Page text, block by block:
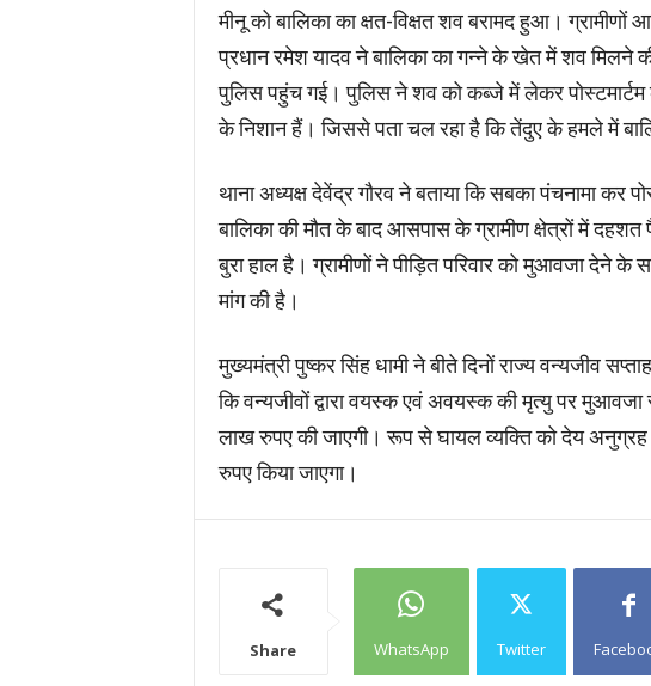
मीनू को बालिका का क्षत-विक्षत शव बरामद हुआ।
प्रधान रमेश यादव ने बालिका का गन्ने के खेत में शव मिलने
पुलिस पहुंच गई। पुलिस ने शव को कब्जे में लेकर पोस्टमार्टम
के निशान हैं। जिससे पता चल रहा है कि तेंदुए के हमले में
थाना अध्यक्ष देवेंद्र गौरव ने बताया कि सबका पंचनामा कर
बालिका की मौत के बाद आसपास के ग्रामीण क्षेत्रों में
बुरा हाल है। ग्रामीणों ने पीड़ित परिवार को मुआवजा देने
मांग की है।
मुख्यमंत्री पुष्कर सिंह धामी ने बीते दिनों राज्य वन्यजीव
कि वन्यजीवों द्वारा वयस्क एवं अवयस्क की मृत्यु पर
लाख रुपए की जाएगी। रूप से घायल व्यक्ति को देय
रुपए किया जाएगा।
Share WhatsApp Twitter